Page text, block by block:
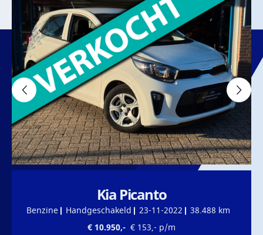
Kia Picanto
Benzine Handgeschakeld 23-11-2022 38.488 km
€ 10.950,- € 153,- p/m